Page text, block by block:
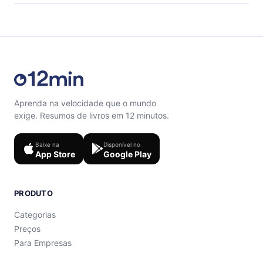
Sinta-se livre para entrar em contato por
Aprenda na velocidade que o mundo
exige. Resumos de livros em 12 minutos.
Baixe na
App Store
Disponível no
Google Play
PRODUTO
Categorias
Preços
Para Empresas